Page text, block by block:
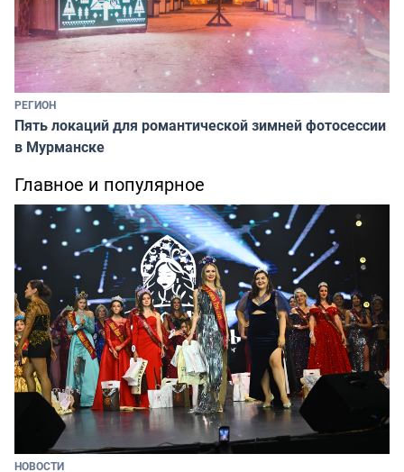
РЕГИОН
Пять локаций для романтической зимней фотосессии
в Мурманске
Главное и популярное
НОВОСТИ